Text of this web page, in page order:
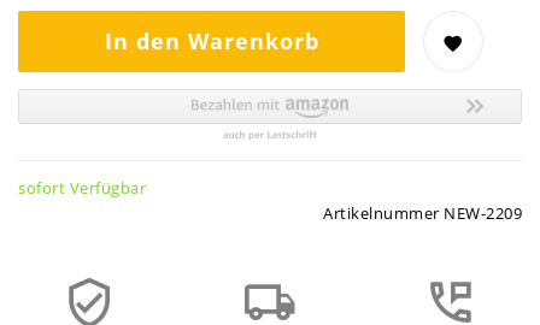
In den Warenkorb
sofort Verfügbar
Artikelnummer NEW-2209